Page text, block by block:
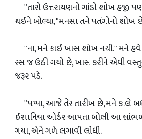
"તારો ઉત્તરાયણનો ગાંડો શોખ
થઈને બોલ્યા, "મનસા તને પતંગોનો શોખ
"ના, મને કાઈ ખાસ શોખ નથી." મને
રસ જ ઉઠી ગયો છે, ખાસ કરીને એવી
જરૂર પડે.
"પપ્પા, આજે તેર તારીખ છે, મને કાલે
ઈશાનિયા ઓર્ડર આપતા બોલી આ
ગયા, એને ગળે લગાવી લીધી.